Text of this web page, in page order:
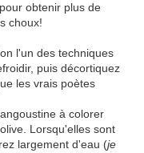
obtenir plus de
choux!
l'un des techniques
puis décortiquez
les vrais poètes
à colorer
Lorsqu'elles sont
largement d'eau (je